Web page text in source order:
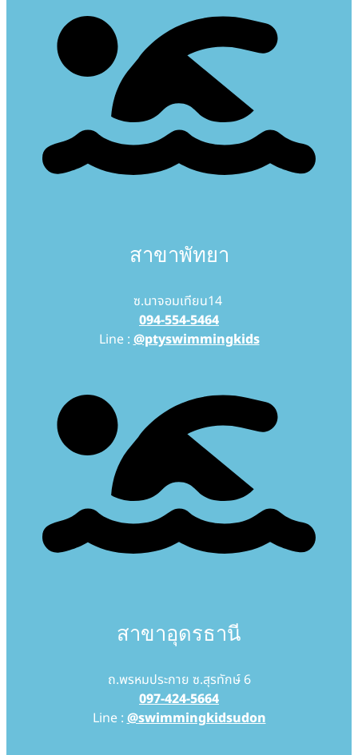
สาขาพัทยา
ซ.นาจอมเทียน14
094-554-5464
Line : @ptyswimmingkids
สาขาอุดรธานี
ถ.พรหมประกาย ซ.สุรทักษ์ 6
097-424-5664
Line :@swimmingkidsudon